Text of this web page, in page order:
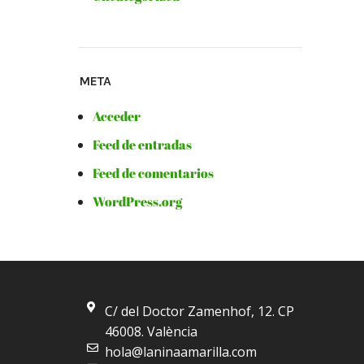
META
Acceder
Feed de entradas
Feed de comentarios
WordPress.org
C/ del Doctor Zamenhof, 12. CP
46008. València
hola@laninaamarilla.com